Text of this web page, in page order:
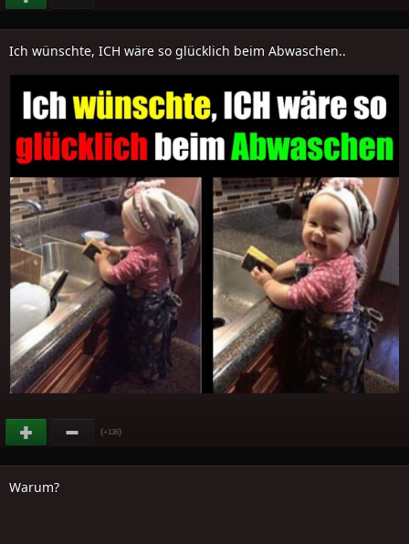
Ich wünschte, ICH wäre so glücklich beim Abwaschen..
(+136)
Warum?